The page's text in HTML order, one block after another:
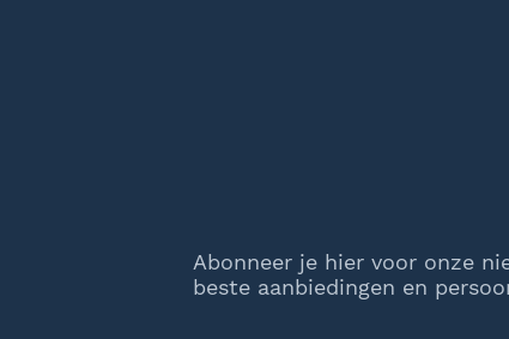
Abonneer je hier voor onze
beste aanbiedingen en